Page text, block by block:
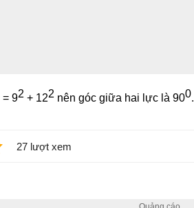
= 92 + 122 nên góc giữa hai lực là 900.
27 lượt xem